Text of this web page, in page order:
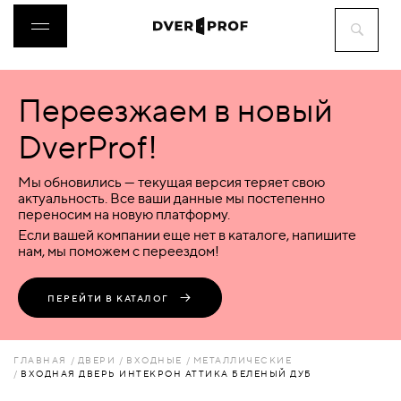
ДВЕРИ
ФУРНИТУРА
ВОРОТА
ПЕРЕГОРОДКИ
Переезжаем в новый
DverProf!
Мы обновились — текущая версия теряет свою
актуальность. Все ваши данные мы постепенно
переносим на новую платформу.
Если вашей компании еще нет в каталоге, напишите
нам, мы поможем с переездом!
ПЕРЕЙТИ В КАТАЛОГ
ГЛАВНАЯ ДВЕРИ ВХОДНЫЕ
МЕТАЛЛИЧЕСКИЕ
ВХОДНАЯ ДВЕРЬ ИНТЕКРОН АТТИКА БЕЛЕНЫЙ ДУБ